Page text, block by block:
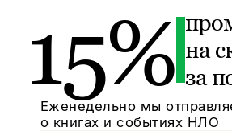
15% на
за
Еженедельно мы
о книгах и событиях НЛО